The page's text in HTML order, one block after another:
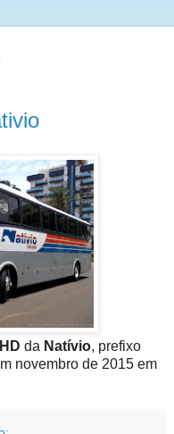
da Natívio, prefixo
novembro de 2015 em